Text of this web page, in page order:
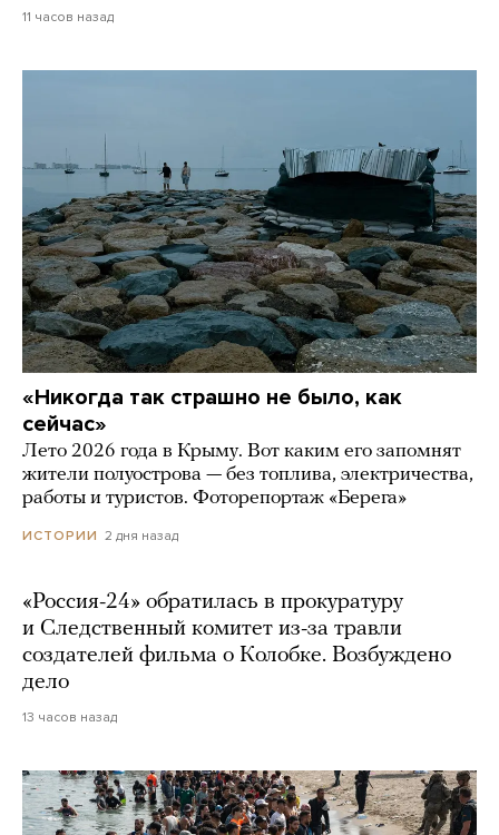
11 часов назад
«Никогда так страшно не было, как
сейчас»
Лето 2026 года в Крыму. Вот каким его запомнят
жители полуострова — без топлива, электричества,
работы и туристов. Фоторепортаж «Берега»
ИСТОРИИ 2 дня назад
«Россия-24» обратилась в прокуратуру
и Следственный комитет из-за травли
создателей фильма о Колобке. Возбуждено
дело
13 часов назад